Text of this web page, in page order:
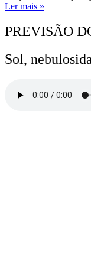
Ler mais »
PREVISÃO
Sol,